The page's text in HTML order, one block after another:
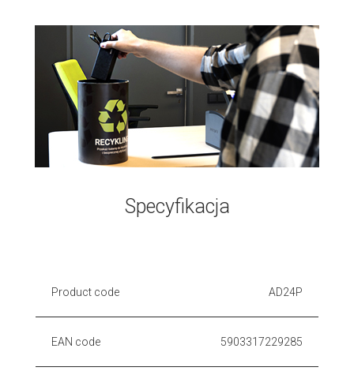
Specyfikacja
Product code AD24P
EAN code 5903317229285